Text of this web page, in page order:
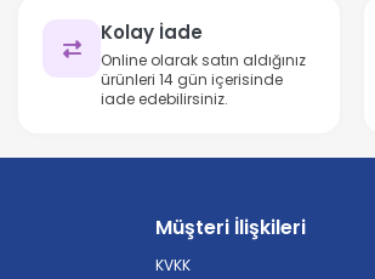
Kolay İade
Online olarak satın aldığınız
ürünleri 14 gün içerisinde
iade edebilirsiniz.
Müşteri İlişkileri
KVKK